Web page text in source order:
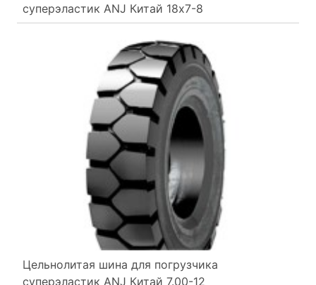
суперэластик ANJ Китай 18x7-8
Цельнолитая шина для погрузчика
суперэластик ANJ Китай 7.00-12